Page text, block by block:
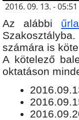
2016. 09. 13. -
Az alábbi
számára is
​A kötelező
oktatáson